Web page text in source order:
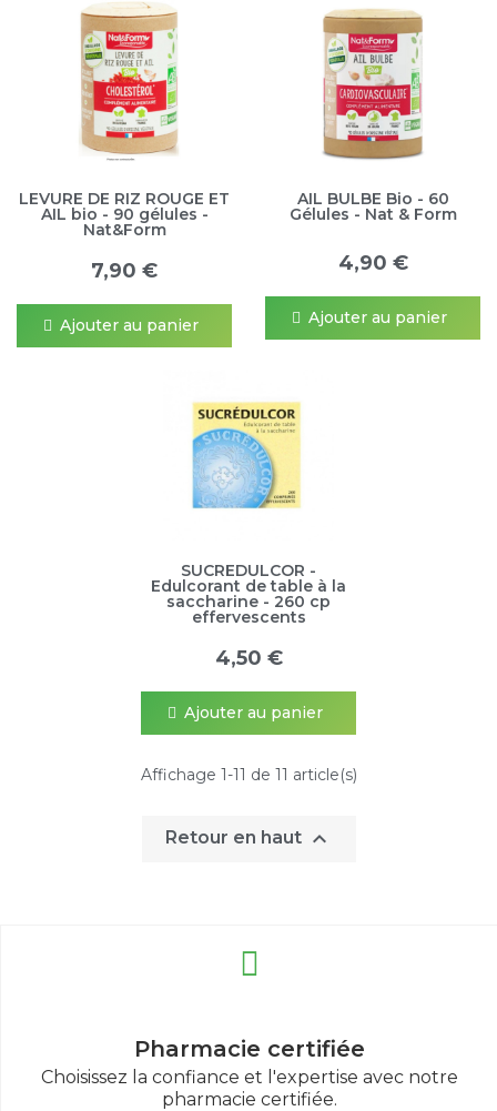
LEVURE DE RIZ ROUGE ET
AIL bio - 90 gélules -
Nat&Form
7,90 €
Ajouter au panier
AIL BULBE Bio - 60
Gélules - Nat & Form
4,90 €
Ajouter au panier
SUCREDULCOR -
Edulcorant de table à la
saccharine - 260 cp
effervescents
4,50 €
Ajouter au panier
Affichage 1-11 de 11 article(s)
Retour en haut 
Pharmacie certifiée
Choisissez la confiance et l'expertise avec notre
pharmacie certifiée.